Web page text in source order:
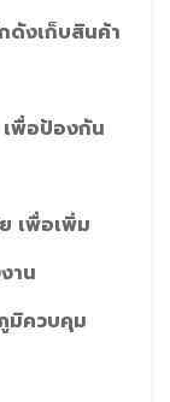
ดังเก็บสินค้า
พื่อป้องกัน
เพื่อเพิ่ม
าน
มิควบคุม